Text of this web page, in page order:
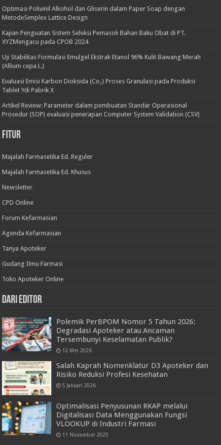
Optimasi Polivinil Alkohol dan Gliserin dalam Paper Soap dengan
MetodeSimplex Lattice Design
Kajian Penguatan Sistem Seleksi Pemasok Bahan Baku Obat di PT.
XYZMengacu pada CPOB 2024
Uji Stabilitas Formulasi Emulgel Ekstrak Etanol 96% Kulit Bawang Merah
(Allium cepa L.)
Evaluasi Emisi Karbon Dioksida (Co₂) Proses Granulasi pada Produksi
Tablet Ydi Pabrik X
Artikel Review: Parameter dalam pembuatan Standar Operasional
Prosedur (SOP) evaluasi penerapan Computer System Validation (CSV)
Fitur
Majalah Farmasetika Ed. Reguler
Majalah Farmasetika Ed. Khusus
Newsletter
CPD Online
Forum Kefarmasian
Agenda Kefarmasian
Tanya Apoteker
Gudang Ilmu Farmasi
Toko Apoteker Online
Dari Editor
Polemik PerBPOM Nomor 5 Tahun 2026:
Degradasi Apoteker atau Ancaman
Tersembunyi Keselamatan Publik?
12 Mei 2026
Salah Kaprah Nomenklatur D3 Apoteker dan
Risiko Reduksi Profesi Kesehatan
5 Januari 2026
Optimalisasi Penyusunan RKAP melalui
Digitalisasi Data Menggunakan Fungsi
VLOOKUP di Industri Farmasi
11 November 2025